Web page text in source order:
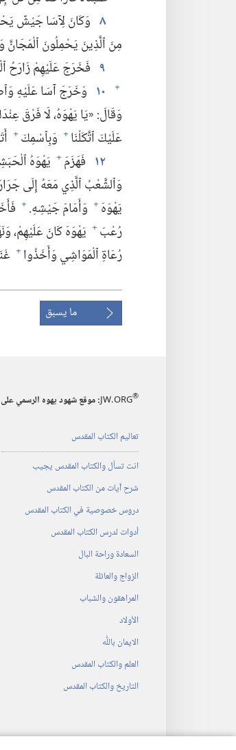
٨ وَكَانَ لِآسَا جَيْشٌ
مِنَ ٱلَّذِينَ يَحْمِلُونَ
٩ فَخَرَجَ عَلَيْهِمْ زَارَحُ
+ ١٠ وَخَرَجَ آسَا عَلَيْهِ
وَقَالَ:‏ «يَا يَهْوَهُ،‏ لَا فَرْقَ
عَلَيْكَ ٱتَّكَلْنَا + وَبِٱسْمِكَ +
١٢ فَهَزَمَ + يَهْوَهُ
وَٱلشَّعْبُ ٱلَّذِي مَعَهُ إِلَى
يَهْوَهَ + وَأَمَامَ جَيْشِهِ.‏ +
رُعْبَ + يَهْوَهَ كَانَ عَلَيْهِمْ،‏
رُعَاةِ ٱلْمَوَاشِي وَأَخَذُوا +
ما يسبق
JW.ORG® :‏ موقع شهود يهوه الرسمي على
تعاليم الكتاب المقدس
انت تسأل والكتاب المقدس يجيب
شرح آيات من الكتاب المقدس
دروس خصوصية في الكتاب المقدس
أدوات لدرس الكتاب المقدس
السعادة وراحة البال
الزواج والعائلة
المراهقون والشباب
الأولاد
الايمان باللّٰه
العلم والكتاب المقدس
التاريخ والكتاب المقدس